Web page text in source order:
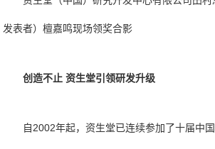
发表者）檀嘉鸣现场领奖合影
创造不止 资生堂引领研发升级
自2002年起，资生堂已连续参加了十届中